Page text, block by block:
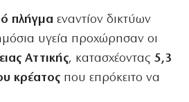
πλήγμα εναντίον δικτύων
υγεία προχώρησαν οι
Αττικής, κατασχέοντας5,3
κρέατος που επρόκειτο να